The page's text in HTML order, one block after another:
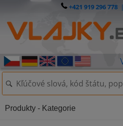
+421 919 296 778|
Produkty - Kategorie